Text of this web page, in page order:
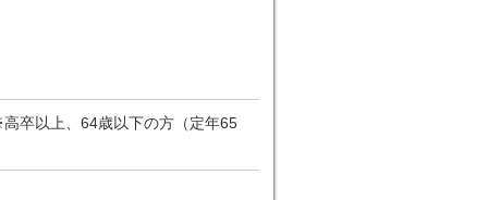
卒以上、64歳以下の方（定年65